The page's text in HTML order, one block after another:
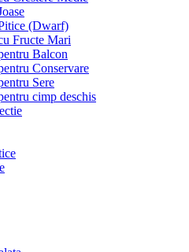
(Dwarf)
Fructe Mari
Balcon
Conservare
Sere
cimp deschis